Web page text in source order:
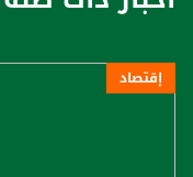
إقتصاد